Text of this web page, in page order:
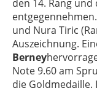
den 14. Rang
und Nura Tiric
Auszeichnung.
Berney
Note 9.60 am
die Goldmedaille.